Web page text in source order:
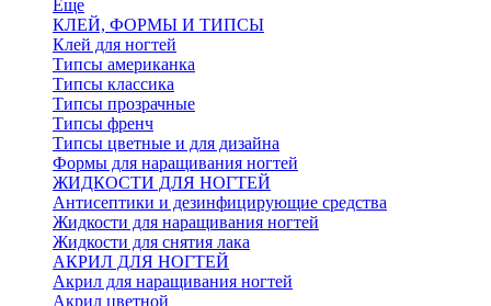
Еще
КЛЕЙ, ФОРМЫ И ТИПСЫ
Клей для ногтей
Типсы американка
Типсы классика
Типсы прозрачные
Типсы френч
Типсы цветные и для дизайна
Формы для наращивания ногтей
ЖИДКОСТИ ДЛЯ НОГТЕЙ
Антисептики и дезинфицирующие средства
Жидкости для наращивания ногтей
Жидкости для снятия лака
АКРИЛ ДЛЯ НОГТЕЙ
Акрил для наращивания ногтей
Акрил цветной